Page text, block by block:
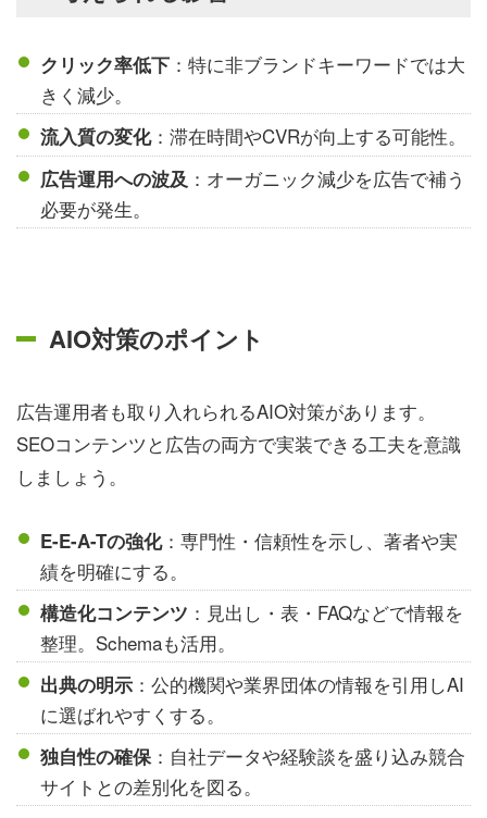
クリック率低下 ：特に非ブランドキーワードでは大
きく減少。
流入質の変化：滞在時間やCVRが向上する可能性。
広告運用への波及 ：オーガニック減少を広告で補う
必要が発生。
AIO対策のポイント
広告運用者も取り入れられるAIO対策があります。
SEOコンテンツと広告の両方で実装できる工夫を意識
しましょう。
E-E-A-Tの強化：専門性・信頼性を示し、著者や実
績を明確にする。
構造化コンテンツ ：見出し・表・FAQなどで情報を
整理。Schemaも活用。
出典の明示 ：公的機関や業界団体の情報を引用しAI
に選ばれやすくする。
独自性の確保 ：自社データや経験談を盛り込み競合
サイトとの差別化を図る。